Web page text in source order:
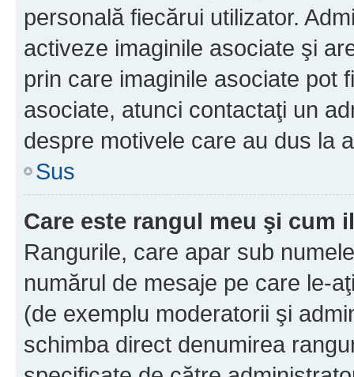
personală fiecărui utilizator.
activeze imaginile asociate şi
prin care imaginile asociate pot
asociate, atunci contactaţi un
despre motivele care au dus la
Sus
Care este rangul meu şi cum
Rangurile, care apar sub
numărul de mesaje pe care le-
(de exemplu moderatorii şi
schimba direct denumirea